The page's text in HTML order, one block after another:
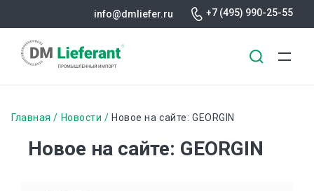
содержанию
info@dmliefer.ru +7 (495) 990-25-55
Строка
навигации
Главная Новости Новое на сайте: GEORGIN
Новое на сайте: GEORGIN